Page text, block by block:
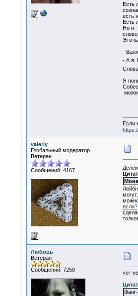
Есть
есть
Есть
Но и
Это
-
- А я,
Я
Если
valeriy
Глобальный модератор
Ветеран
Сообщений: 4167
если?
Любовь
Ветеран
Сообщений: 7250
чет